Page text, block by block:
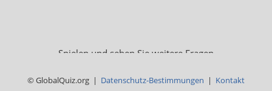
Spielen und sehen Sie weitere Fragen
MUSIK QUIZ
© GlobalQuiz.org | Datenschutz-Bestimmungen | Kontakt